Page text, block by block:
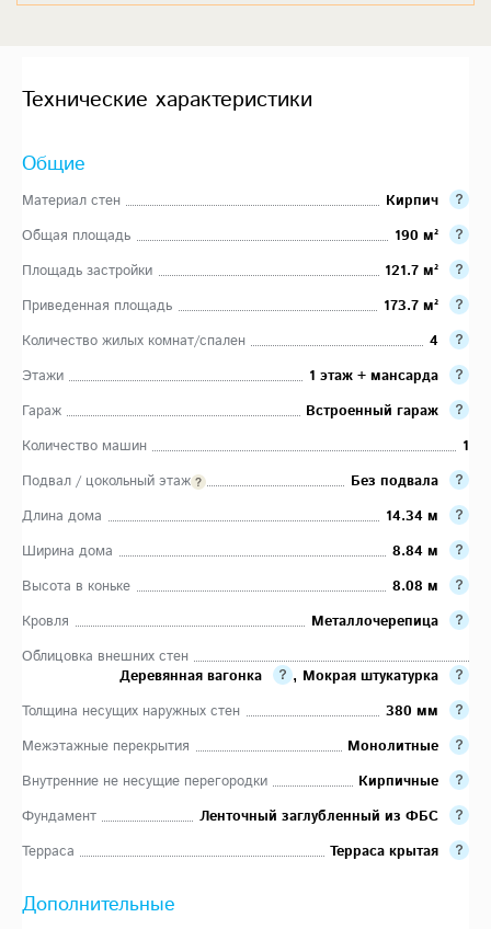
Технические характеристики
Общие
Материал стен
Кирпич
Общая площадь
190 м²
Площадь застройки
121.7 м²
Приведенная площадь
173.7 м²
Количество жилых комнат/спален
4
Этажи
1 этаж + мансарда
Гараж
Встроенный гараж
Количество машин
1
Подвал / цокольный этаж
Без подвала
Длина дома
14.34 м
Ширина дома
8.84 м
Высота в коньке
8.08 м
Кровля
Металлочерепица
Облицовка внешних стен
Деревянная вагонка
, Мокрая штукатурка
Толщина несущих наружных стен
380 мм
Межэтажные перекрытия
Монолитные
Внутренние не несущие перегородки
Кирпичные
Фундамент
Ленточный заглубленный из ФБС
Терраса
Терраса крытая
Дополнительные